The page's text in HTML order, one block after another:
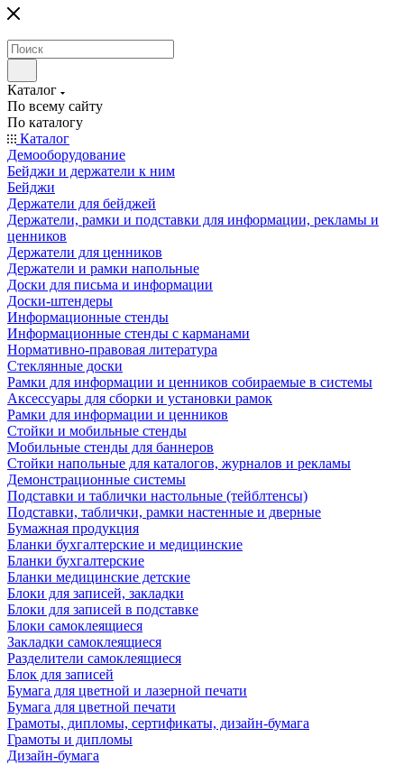
Каталог
По всему сайту
По каталогу
Каталог
Демооборудование
Бейджи и держатели к ним
Бейджи
Держатели для бейджей
Держатели, рамки и подставки для информации, рекламы и
ценников
Держатели для ценников
Держатели и рамки напольные
Доски для письма и информации
Доски-штендеры
Информационные стенды
Информационные стенды с карманами
Нормативно-правовая литература
Стеклянные доски
Рамки для информации и ценников собираемые в системы
Аксессуары для сборки и установки рамок
Рамки для информации и ценников
Стойки и мобильные стенды
Мобильные стенды для баннеров
Стойки напольные для каталогов, журналов и рекламы
Демонстрационные системы
Подставки и таблички настольные (тейблтенсы)
Подставки, таблички, рамки настенные и дверные
Бумажная продукция
Бланки бухгалтерские и медицинские
Бланки бухгалтерские
Бланки медицинские детские
Блоки для записей, закладки
Блоки для записей в подставке
Блоки самоклеящиеся
Закладки самоклеящиеся
Разделители самоклеящиеся
Блок для записей
Бумага для цветной и лазерной печати
Бумага для цветной печати
Грамоты, дипломы, сертификаты, дизайн-бумага
Грамоты и дипломы
Дизайн-бумага